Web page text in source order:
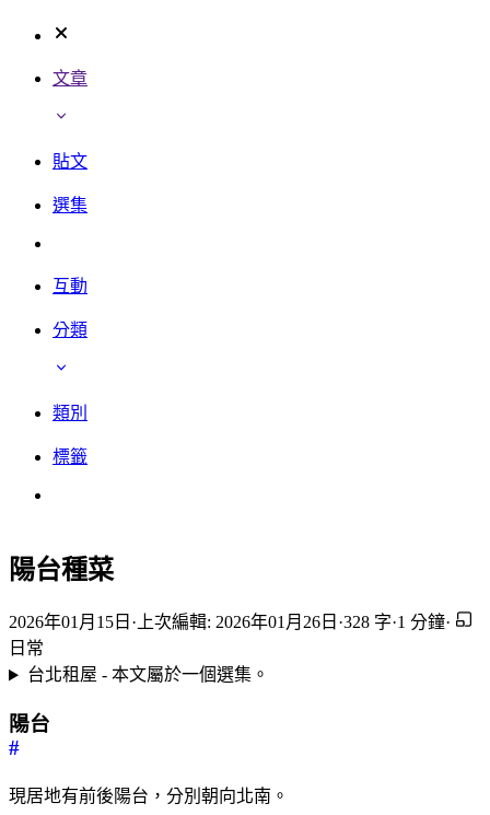
文章
貼文
選集
互動
分類
類別
標籤
陽台種菜
2026年01月15日 ·上次編輯: 2026年01月26日 ·328 字·1 分鐘·
日常
台北租屋 - 本文屬於一個選集。
陽台
#
現居地有前後陽台，分別朝向北南。